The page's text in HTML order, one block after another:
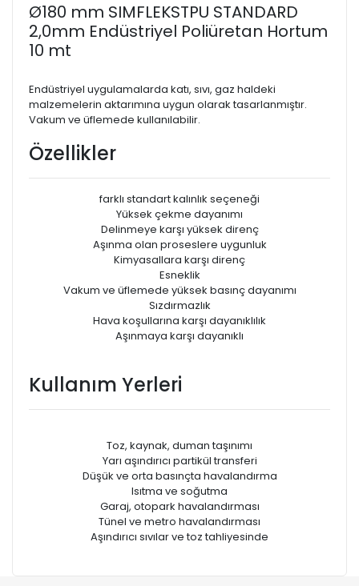
Ø180 mm SIMFLEKSTPU STANDARD
2,0mm Endüstriyel Poliüretan Hortum
10 mt
Endüstriyel uygulamalarda katı, sıvı, gaz haldeki
malzemelerin aktarımına uygun olarak tasarlanmıştır.
Vakum ve üflemede kullanılabilir.
Özellikler
farklı standart kalınlık seçeneği
Yüksek çekme dayanımı
Delinmeye karşı yüksek direnç
Aşınma olan proseslere uygunluk
Kimyasallara karşı direnç
Esneklik
Vakum ve üfIemede yüksek basınç dayanımı
Sızdırmazlık
Hava koşullarına karşı dayanıklılık
Aşınmaya karşı dayanıklı
Kullanım Yerleri
Toz, kaynak, duman taşınımı
Yarı aşındırıcı partikül transferi
Düşük ve orta basınçta havalandırma
Isıtma ve soğutma
Garaj, otopark havalandırması
Tünel ve metro havalandırması
Aşındırıcı sıvılar ve toz tahliyesinde